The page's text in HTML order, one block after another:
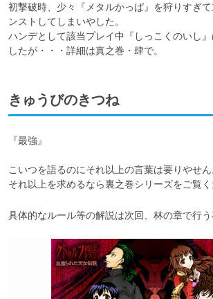
初撃破時、少々『メタルかっぱ』を狩りすぎ
ンストしてしまいやした。
ハンデとして該当プレイ中『しっこくのいし
したが・・・詳細は真之巻・肆で。
きゅうびのきつね
『最強』
こいつを語るのにそれ以上の言葉は要りやせん
それ以上を求めるなら裏之巻シリーズをご覧く
具体的なルール等の解説は次回、林の章で行う